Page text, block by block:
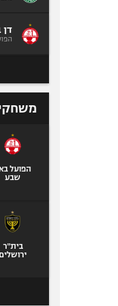
דן
הפועל
שבע
בית"ר
ירושלים